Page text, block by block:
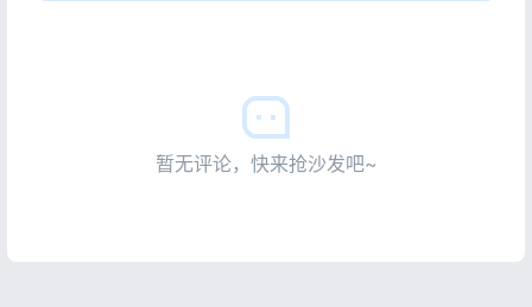
暂无评论，快来抢沙发吧~